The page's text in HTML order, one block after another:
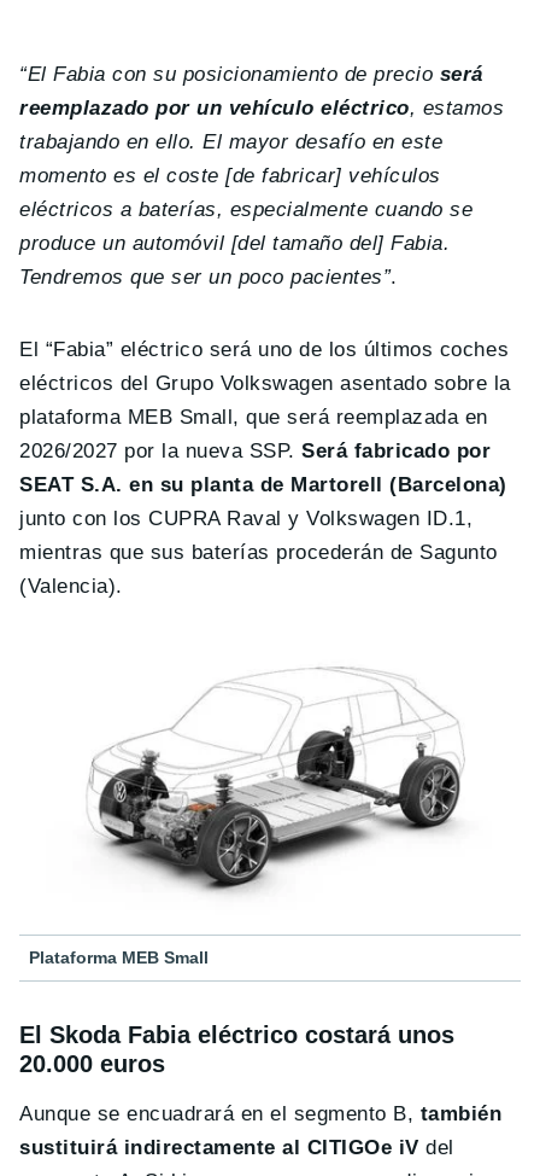
“El Fabia con su posicionamiento de precio será
reemplazado por un vehículo eléctrico, estamos
trabajando en ello. El mayor desafío en este
momento es el coste [de fabricar] vehículos
eléctricos a baterías, especialmente cuando se
produce un automóvil [del tamaño del] Fabia.
Tendremos que ser un poco pacientes”.
El “Fabia” eléctrico será uno de los últimos coches
eléctricos del Grupo Volkswagen asentado sobre la
plataforma MEB Small, que será reemplazada en
2026/2027 por la nueva SSP.Será fabricado por
SEAT S.A. en su planta de Martorell (Barcelona)
junto con los CUPRA Raval y Volkswagen ID.1,
mientras que sus baterías procederán de Sagunto
(Valencia).
Plataforma MEB Small
El Skoda Fabia eléctrico costará unos
20.000 euros
Aunque se encuadrará en el segmento B, también
sustituirá indirectamente al CITIGOe iV del